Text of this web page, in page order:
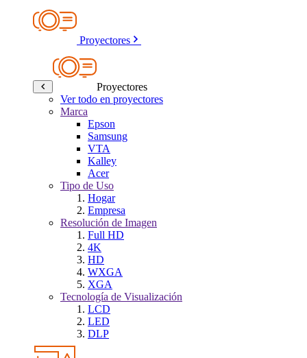
Proyectores
Proyectores
Ver todo en proyectores
Marca
Epson
Samsung
VTA
Kalley
Acer
Tipo de Uso
Hogar
Empresa
Resolución de Imagen
Full HD
4K
HD
WXGA
XGA
Tecnología de Visualización
LCD
LED
DLP